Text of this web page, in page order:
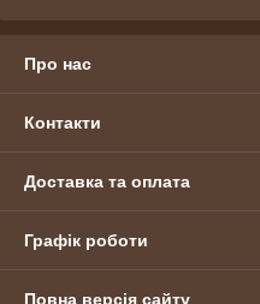
Про нас
Контакти
Доставка та оплата
Графік роботи
Повна версія сайту